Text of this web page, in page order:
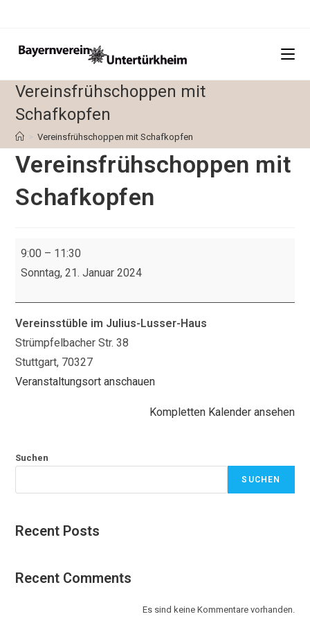
Vereinsfrühschoppen mit
Schafkopfen
> Vereinsfrühschoppen mit Schafkopfen
Vereinsfrühschoppen mit
Schafkopfen
Schafkopfen
9:00 – 11:30
Sonntag, 21. Januar 2024
Vereinsstüble im Julius-Lusser-Haus
Strümpfelbacher Str. 38
Stuttgart, 70327
Veranstaltungsort anschauen
Kompletten Kalender ansehen
Suchen
SUCHEN
Recent Posts
Recent Comments
Es sind keine Kommentare vorhanden.